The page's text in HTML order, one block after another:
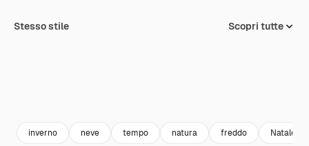
Stesso stile Scopri tutte
inverno neve tempo natura freddo Natale